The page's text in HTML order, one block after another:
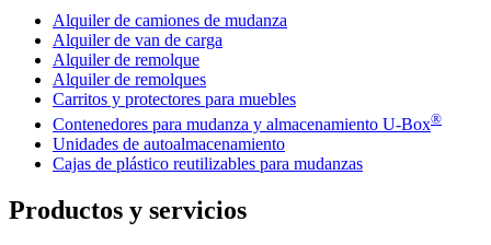
Alquiler de camiones de mudanza
Alquiler de van de carga
Alquiler de remolque
Alquiler de remolques
Carritos y protectores para muebles
Contenedores para mudanza y almacenamiento U-Box®
Unidades de autoalmacenamiento
Cajas de plástico reutilizables para mudanzas
Productos y servicios